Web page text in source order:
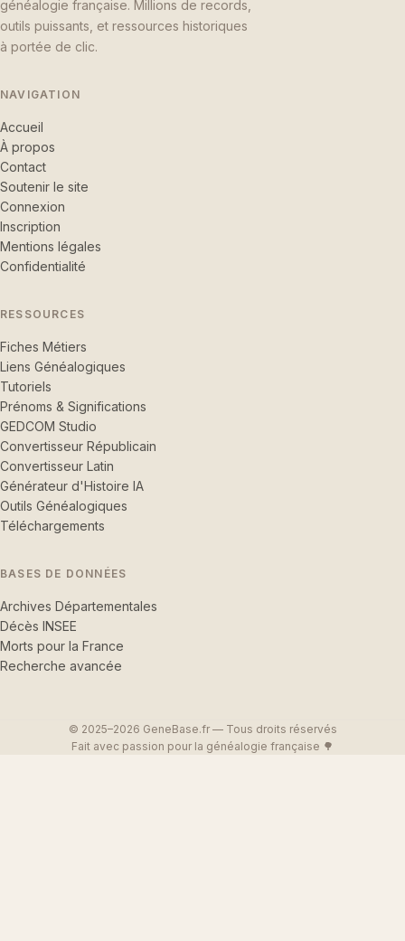
généalogie française. Millions de records,
outils puissants, et ressources historiques
à portée de clic.
NAVIGATION
Accueil
À propos
Contact
Soutenir le site
Connexion
Inscription
Mentions légales
Confidentialité
RESSOURCES
Fiches Métiers
Liens Généalogiques
Tutoriels
Prénoms & Significations
GEDCOM Studio
Convertisseur Républicain
Convertisseur Latin
Générateur d'Histoire IA
Outils Généalogiques
Téléchargements
BASES DE DONNÉES
Archives Départementales
Décès INSEE
Morts pour la France
Recherche avancée
© 2025–2026 GeneBase.fr — Tous droits réservés
Fait avec passion pour la généalogie française 🌳